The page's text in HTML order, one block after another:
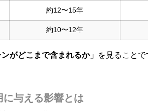
約12〜15年
約10〜12年
がどこまで含まれるか」 を見ること
与える影響とは